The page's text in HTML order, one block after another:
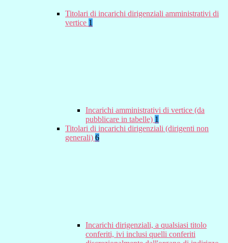
Titolari di incarichi dirigenziali amministrativi di
vertice 1
Incarichi amministrativi di vertice (da
pubblicare in tabelle) 1
Titolari di incarichi dirigenziali (dirigenti non
generali) 6
Incarichi dirigenziali, a qualsiasi titolo
conferiti, ivi inclusi quelli conferiti